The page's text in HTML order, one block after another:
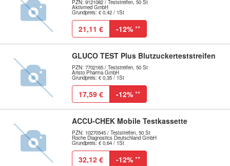
PZN: 9121082 / Teststreifen, 50 St
Aktivmed GmbH
Grundpreis: € 0,42 / 1St
21,11 € -12% **
GLUCO TEST Plus Blutzuckerteststreifen
PZN: 7702165 / Teststreifen, 50 St
Aristo Pharma GmbH
Grundpreis: € 0,35 / 1St
17,59 € -12% **
ACCU-CHEK Mobile Testkassette
PZN: 10270545 / Teststreifen, 50 St
Roche Diagnostics Deutschland GmbH
Grundpreis: € 0,64 / 1St
32,12 € -12% **